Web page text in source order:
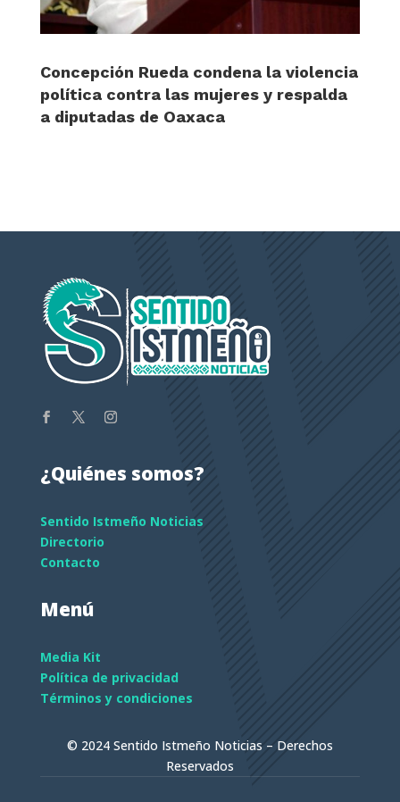
Concepción Rueda condena la violencia
política contra las mujeres y respalda
a diputadas de Oaxaca
¿Quiénes somos?
Sentido Istmeño Noticias
Directorio
Contacto
Menú
Media Kit
Política de privacidad
Términos y condiciones
© 2024 Sentido Istmeño Noticias – Derechos
Reservados